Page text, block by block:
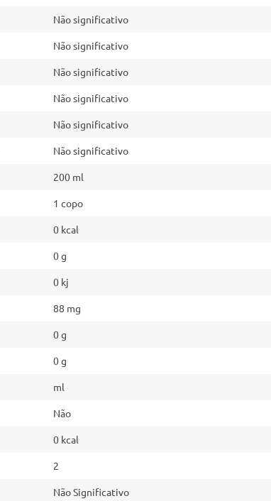
Não significativo
Não significativo
Não significativo
Não significativo
Não significativo
Não significativo
200 ml
1 copo
0 kcal
0 g
0 kj
88 mg
0 g
0 g
ml
Não
0 kcal
2
Não Significativo